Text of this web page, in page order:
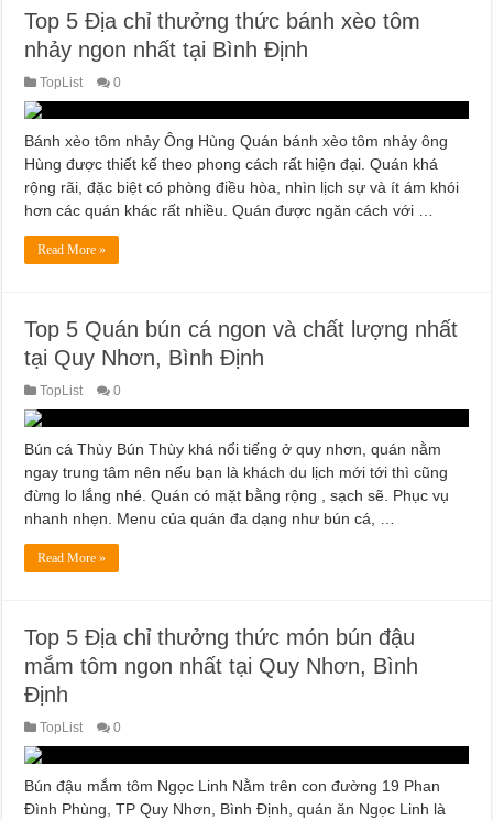
Top 5 Địa chỉ thưởng thức bánh xèo tôm
nhảy ngon nhất tại Bình Định
TopList 0
Bánh xèo tôm nhảy Ông Hùng Quán bánh xèo tôm nhảy ông
Hùng được thiết kế theo phong cách rất hiện đại. Quán khá
rộng rãi, đặc biệt có phòng điều hòa, nhìn lịch sự và ít ám khói
hơn các quán khác rất nhiều. Quán được ngăn cách với …
Read More »
Top 5 Quán bún cá ngon và chất lượng nhất
tại Quy Nhơn, Bình Định
TopList 0
Bún cá Thùy Bún Thùy khá nổi tiếng ở quy nhơn, quán nằm
ngay trung tâm nên nếu bạn là khách du lịch mới tới thì cũng
đừng lo lắng nhé. Quán có mặt bằng rộng , sạch sẽ. Phục vụ
nhanh nhẹn. Menu của quán đa dạng như bún cá, …
Read More »
Top 5 Địa chỉ thưởng thức món bún đậu
mắm tôm ngon nhất tại Quy Nhơn, Bình
Định
TopList 0
Bún đậu mắm tôm Ngọc Linh Nằm trên con đường 19 Phan
Đình Phùng, TP Quy Nhơn, Bình Định, quán ăn Ngọc Linh là